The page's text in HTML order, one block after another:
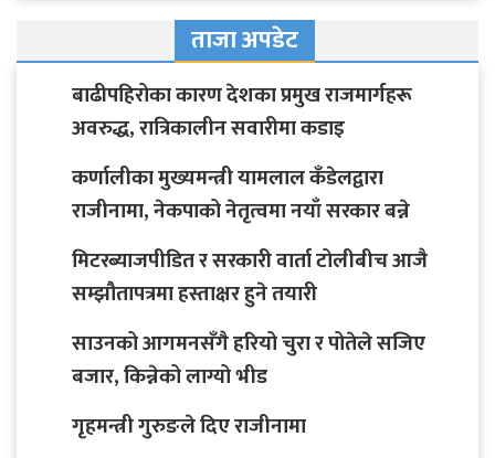
ताजा अपडेट
बाढीपहिरोका कारण देशका प्रमुख राजमार्गहरू
अवरुद्ध, रात्रिकालीन सवारीमा कडाइ
कर्णालीका मुख्यमन्त्री यामलाल कँडेलद्वारा
राजीनामा, नेकपाको नेतृत्वमा नयाँ सरकार बन्ने
मिटरब्याजपीडित र सरकारी वार्ता टोलीबीच आजै
सम्झौतापत्रमा हस्ताक्षर हुने तयारी
साउनको आगमनसँगै हरियो चुरा र पोतेले सजिए
बजार, किन्नेको लाग्यो भीड
गृहमन्त्री गुरुङले दिए राजीनामा